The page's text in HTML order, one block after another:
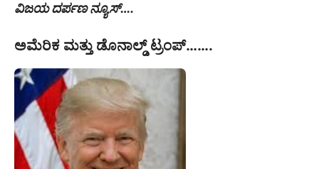
ವಿಜಯ ದರ್ಪಣ ನ್ಯೂಸ್….
ಅಮೆರಿಕ ಮತ್ತು ಡೊನಾಲ್ಡ್ ಟ್ರಂಪ್…….